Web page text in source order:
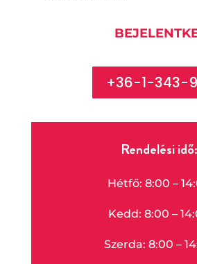
+36-1-343-
Rendelési idő:
Hétfő: 8:00 –
Kedd: 8:00 –
Szerda: 8:00 –